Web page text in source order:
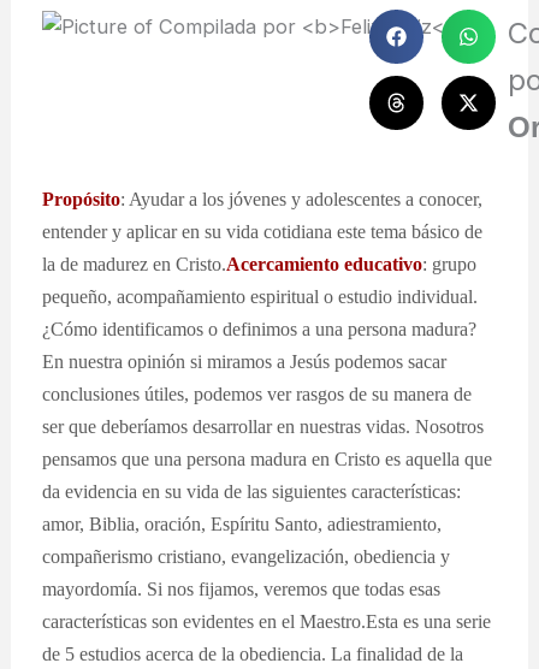
Propósito: Ayudar a los jóvenes y adolescentes a conocer,
entender y aplicar en su vida cotidiana este tema básico de
la de madurez en Cristo.Acercamiento educativo: grupo
pequeño, acompañamiento espiritual o estudio individual.
¿Cómo identificamos o definimos a una persona madura?
En nuestra opinión si miramos a Jesús podemos sacar
conclusiones útiles, podemos ver rasgos de su manera de
ser que deberíamos desarrollar en nuestras vidas. Nosotros
pensamos que una persona madura en Cristo es aquella que
da evidencia en su vida de las siguientes características:
amor, Biblia, oración, Espíritu Santo, adiestramiento,
compañerismo cristiano, evangelización, obediencia y
mayordomía. Si nos fijamos, veremos que todas esas
características son evidentes en el Maestro.Esta es una serie
de 5 estudios acerca de la obediencia. La finalidad de la